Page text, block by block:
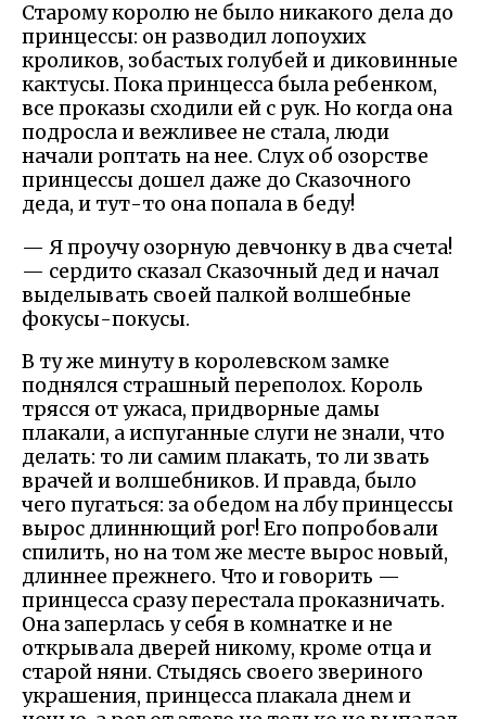
Старому королю не было никакого дела до
принцессы: он разводил лопоухих
кроликов, зобастых голубей и диковинные
кактусы. Пока принцесса была ребенком,
все проказы сходили ей с рук. Но когда она
подросла и вежливее не стала, люди
начали роптать на нее. Слух об озорстве
принцессы дошел даже до Сказочного
деда, и тут-то она попала в беду!
— Я проучу озорную девчонку в два счета!
— сердито сказал Сказочный дед и начал
выделывать своей палкой волшебные
фокусы-покусы.
В ту же минуту в королевском замке
поднялся страшный переполох. Король
трясся от ужаса, придворные дамы
плакали, а испуганные слуги не знали, что
делать: то ли самим плакать, то ли звать
врачей и волшебников. И правда, было
чего пугаться: за обедом на лбу принцессы
вырос длиннющий рог! Его попробовали
спилить, но на том же месте вырос новый,
длиннее прежнего. Что и говорить —
принцесса сразу перестала проказничать.
Она заперлась у себя в комнатке и не
открывала дверей никому, кроме отца и
старой няни. Стыдясь своего звериного
украшения, принцесса плакала днем и